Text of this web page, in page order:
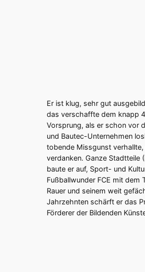
Er ist klug, sehr gut
das verschaffte dem knapp
Vorsprung, als er schon vor
und Bautec-Unternehmen
tobende Missgunst
verdanken. Ganze Stadtteile
baute er auf, Sport- und
Fußballwunder FCE mit dem
Rauer und seinem weit
Jahrzehnten schärft er das
Förderer der Bildenden